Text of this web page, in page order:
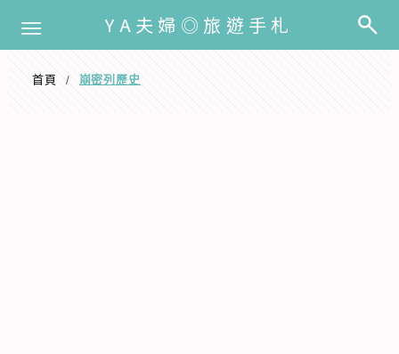
YA夫婦◎旅遊手札
首頁 / 崩密列歷史